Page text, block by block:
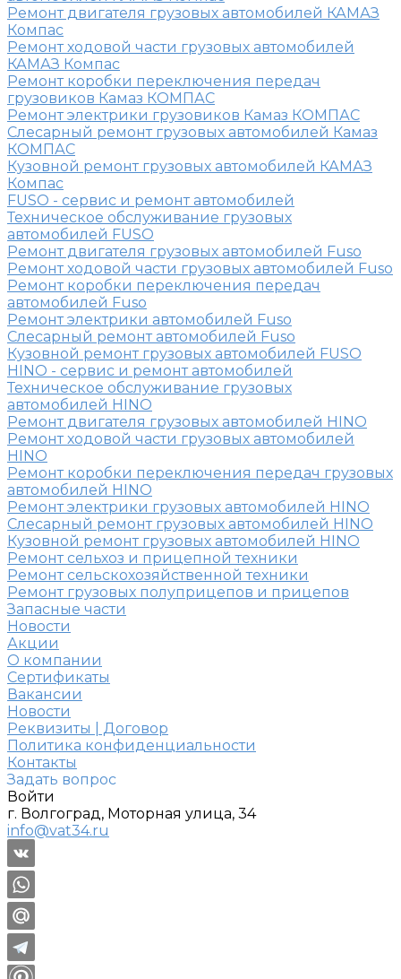
Ремонт двигателя грузовых автомобилей КАМАЗ
Компас
Ремонт ходовой части грузовых автомобилей
КАМАЗ Компас
Ремонт коробки переключения передач
грузовиков Камаз КОМПАС
Ремонт электрики грузовиков Камаз КОМПАС
Слесарный ремонт грузовых автомобилей Камаз
КОМПАС
Кузовной ремонт грузовых автомобилей КАМАЗ
Компас
FUSO - сервис и ремонт автомобилей
Техническое обслуживание грузовых
автомобилей FUSO
Ремонт двигателя грузовых автомобилей Fuso
Ремонт ходовой части грузовых автомобилей Fuso
Ремонт коробки переключения передач
автомобилей Fuso
Ремонт электрики автомобилей Fuso
Слесарный ремонт автомобилей Fuso
Кузовной ремонт грузовых автомобилей FUSO
HINO - сервис и ремонт автомобилей
Техническое обслуживание грузовых
автомобилей HINO
Ремонт двигателя грузовых автомобилей HINO
Ремонт ходовой части грузовых автомобилей
HINO
Ремонт коробки переключения передач грузовых
автомобилей HINO
Ремонт электрики грузовых автомобилей HINO
Слесарный ремонт грузовых автомобилей HINO
Кузовной ремонт грузовых автомобилей HINO
Ремонт сельхоз и прицепной техники
Ремонт сельскохозяйственной техники
Ремонт грузовых полуприцепов и прицепов
Запасные части
Новости
Акции
О компании
Сертификаты
Вакансии
Новости
Реквизиты | Договор
Политика конфиденциальности
Контакты
Задать вопрос
Войти
г. Волгоград, Моторная улица, 34
info@vat34.ru